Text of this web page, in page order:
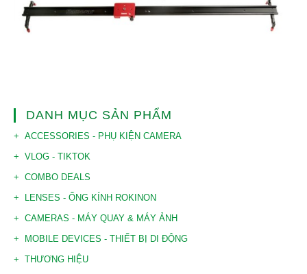
DANH MỤC SẢN PHẨM
ACCESSORIES - PHỤ KIỆN CAMERA
VLOG - TIKTOK
COMBO DEALS
LENSES - ỐNG KÍNH ROKINON
CAMERAS - MÁY QUAY & MÁY ẢNH
MOBILE DEVICES - THIẾT BỊ DI ĐỘNG
THƯƠNG HIỆU